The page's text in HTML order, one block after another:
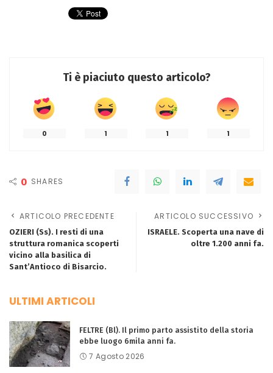
Ti è piaciuto questo articolo?
0 1 1 1
0 SHARES
ARTICOLO PRECEDENTE
OZIERI (Ss). I resti di una
struttura romanica scoperti
vicino alla basilica di
Sant’Antioco di Bisarcio.
ARTICOLO SUCCESSIVO
ISRAELE. Scoperta una nave di
oltre 1.200 anni fa.
ULTIMI ARTICOLI
FELTRE (Bl). Il primo parto assistito della storia
ebbe luogo 6mila anni fa.
7 Agosto 2026